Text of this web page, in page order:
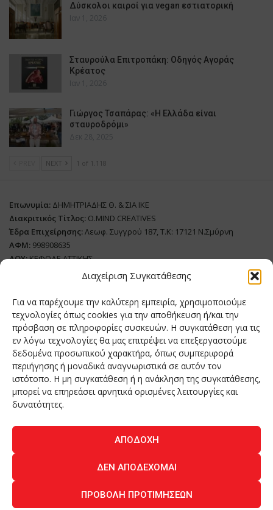
Διαχείριση Συγκατάθεσης
Για να παρέχουμε την καλύτερη εμπειρία, χρησιμοποιούμε
τεχνολογίες όπως cookies για την αποθήκευση ή/και την
πρόσβαση σε πληροφορίες συσκευών. Η συγκατάθεση για τις
εν λόγω τεχνολογίες θα μας επιτρέψει να επεξεργαστούμε
δεδομένα προσωπικού χαρακτήρα, όπως συμπεριφορά
περιήγησης ή μοναδικά αναγνωριστικά σε αυτόν τον
ιστότοπο. Η μη συγκατάθεση ή η ανάκληση της συγκατάθεσης,
μπορεί να επηρεάσει αρνητικά ορισμένες λειτουργίες και
δυνατότητες.
ΑΠΟΔΟΧΉ
ΔΕΝ ΑΠΟΔΈΧΟΜΑΙ
ΠΡΟΒΟΛΉ ΠΡΟΤΙΜΉΣΕΩΝ
Δύσκολοι καιροί για vegan εστιατορική
Ιαν 1, 2026
Σταυρούλα Επιτροπάκη: Οδηγός Αγοράς
Κρέατος
Ιαν 1, 2026
Γιώργος Τσαπάρας: «Η Ελλάδα είναι
σταυροδρόμι»
Δεκ 28, 2025
NEXT 1 of 1.118
Επωνυμία: ΔΗΜΗΤΡΙΑΔΗΣ Θ. & ΣΙΑ ΙΚΕ
Διακριτικός Τίτλος: O.MIND CREATIVES
Έδρα Επιχείρησης:Λεωφ. Συγγρού 187, Τ.Κ: 17121 Ν.Σμύρνη
ΑΦΜ: 998908635
ΔΟΥ:ΚΕΦΟΔΕ ΑΤΤΙΚΗΣ
Όνομα Ιδιοκτήτη και Νόμιμο Πρόσωπο: Θεόδωρος Δημητριάδης
Διευθυντής Σύνταξης:Ευθυμιάτου Μαίρη
Domain:grillmagazine.gr
Δικαιούχος Domain:Θεόδωρος Δημητριάδης
Διευθυντής:Θεόδωρος Δημητριάδης
Διαχειριστής:Θεόδωρος Δημητριάδης
Δήλωση Συμμόρφωσης
Αριθμός Πιστοποίησης Μ.Η.Τ.: 242276
ΑΝΘΡΩΠΟΙ
ΠΕΡΙΟΔΙΚΟ ΕΠΙΚΟΙΝΩΝΙΑ
© 2026 - All Rights Reserved. -Πολιτική Απορρήτου